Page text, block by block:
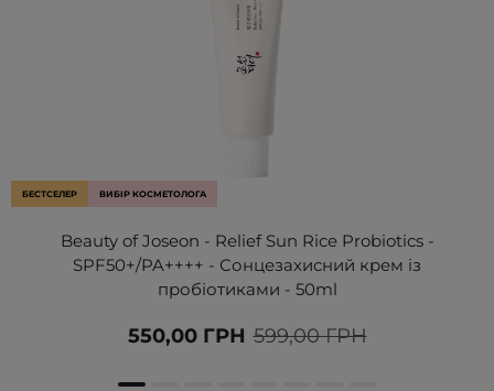
БЕСТСЕЛЕР ВИБІР КОСМЕТОЛОГА
Beauty of Joseon - Relief Sun Rice Probiotics -
SPF50+/PA++++ - Сонцезахисний крем із
пробіотиками - 50ml
599,00 ГРН
550,00 ГРН